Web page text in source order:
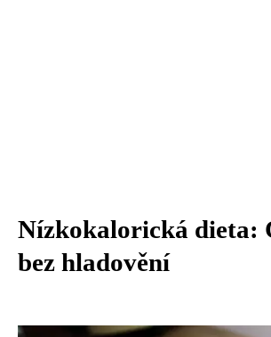
Nízkokalorická dieta:
bez hladovění